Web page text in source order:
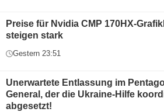
Preise für Nvidia CMP 170HX-
steigen stark
Gestern 23:51
Unerwartete Entlassung im
General, der die Ukraine-Hilfe
abgesetzt!